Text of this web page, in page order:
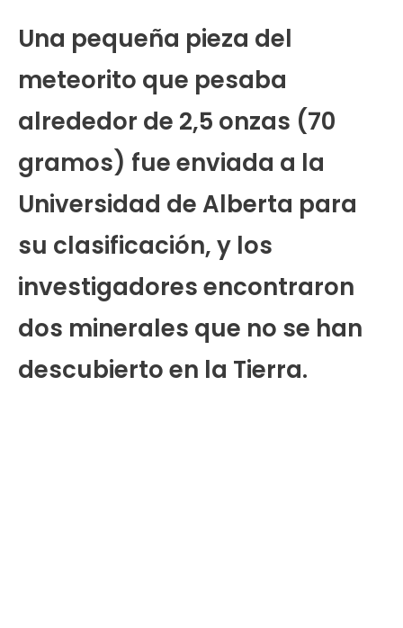
Una pequeña pieza del
meteorito que pesaba
alrededor de 2,5 onzas (70
gramos) fue enviada a la
Universidad de Alberta para
su clasificación, y los
investigadores encontraron
dos minerales que no se han
descubierto en la Tierra.